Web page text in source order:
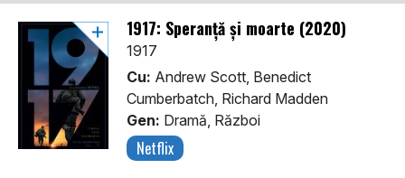
1917: Speranță și moarte (2020)
1917
Cu: Andrew Scott, Benedict
Cumberbatch, Richard Madden
Gen: Dramă, Război
Netflix